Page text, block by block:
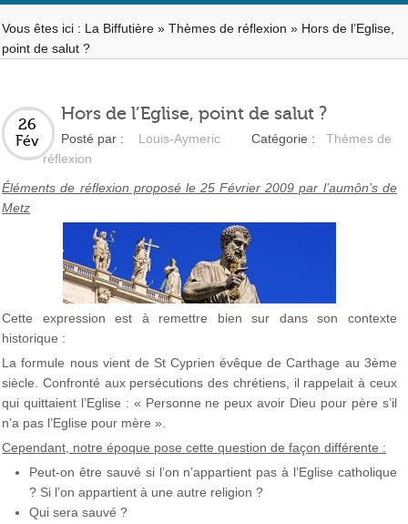
Vous êtes ici : La Biffutière »Thèmes de réflexion » Hors de l’Eglise,
point de salut ?
Hors de l’Eglise, point de salut ?
26
Fév Posté par : Louis-Aymeric Catégorie :
Thèmes de
réflexion
Éléments de réflexion proposé le 25 Février 2009 par l’aumôn’s de
Metz
Cette expression est à remettre bien sur dans son contexte
historique :
La formule nous vient de St Cyprien évêque de Carthage au 3ème
siècle. Confronté aux persécutions des chrétiens, il rappelait à ceux
qui quittaient l’Eglise : « Personne ne peux avoir Dieu pour père s’il
n’a pas l’Eglise pour mère ».
Cependant, notre époque pose cette question de façon différente :
Peut-on être sauvé si l’on n’appartient pas à l’Eglise catholique
? Si l’on appartient à une autre religion ?
Qui sera sauvé ?